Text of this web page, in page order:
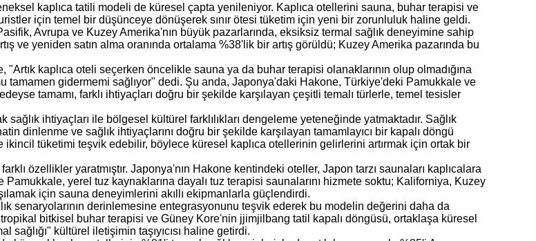
kaplıca tatili modeli de küresel çapta yenileniyor. Kaplıca otellerini sauna, buhar terapisi ve
için temel bir düşünceye dönüşerek sınır ötesi tüketim için yeni bir zorunluluk haline geldi.
Avrupa ve Kuzey Amerika'nın büyük pazarlarında, eksiksiz termal sağlık deneyimine sahip
ve yeniden satın alma oranında ortalama %38'lik bir artış görüldü; Kuzey Amerika pazarında bu
kaplıca oteli seçerken öncelikle sauna ya da buhar terapisi olanaklarının olup olmadığına
tamamen gidermemi sağlıyor" dedi. Şu anda, Japonya'daki Hakone, Türkiye'deki Pamukkale ve
tamamı, farklı ihtiyaçları doğru bir şekilde karşılayan çeşitli temalı türlerle, temel tesisler
sağlık ihtiyaçları ile bölgesel kültürel farklılıkları dengeleme yeteneğinde yatmaktadır. Sağlık
dinlenme ve sağlık ihtiyaçlarını doğru bir şekilde karşılayan tamamlayıcı bir kapalı döngü
ikincil tüketimi teşvik edebilir, böylece küresel kaplıca otellerinin gelirlerini artırmak için ortak bir
özellikler yaratmıştır. Japonya'nın Hakone kentindeki oteller, Japon tarzı saunaları kaplıcalara
Pamukkale, yerel tuz kaynaklarına dayalı tuz terapisi saunalarını hizmete soktu; Kaliforniya, Kuzey
için sauna deneyimlerini akıllı ekipmanlarla güçlendirdi.
senaryolarının derinlemesine entegrasyonunu teşvik ederek bu modelin değerini daha da
tropikal bitkisel buhar terapisi ve Güney Kore'nin jjimjilbang tatil kapalı döngüsü, ortaklaşa küresel
kültürel iletişimin taşıyıcısı haline getirdi.